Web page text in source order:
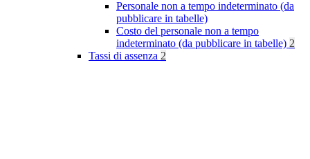
Personale non a tempo indeterminato (da
pubblicare in tabelle)
Costo del personale non a tempo
indeterminato (da pubblicare in tabelle) 2
Tassi di assenza 2